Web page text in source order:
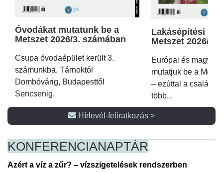
Óvodákat mutatunk be a
Metszet 2026/3. számában
Csupa óvodaépület került 3.
számunkba, Tárnoktól
Dombóvárig, Budapesttől
Sencsenig.
Lakásépítési
Metszet 2026/2.
Európai és magyar
mutatjuk be a
– ezúttal a családi
több...
Hírlevél-feliratkozás >
KONFERENCIANAPTÁR
Azért a víz a zűr? – vízszigetelések rendszerben